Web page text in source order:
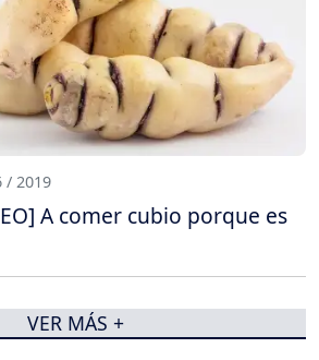
/ 2019
A comer cubio porque es
VER MÁS +